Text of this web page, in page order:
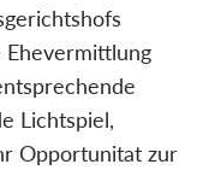
Lichtspiel,
Opportunitat zur